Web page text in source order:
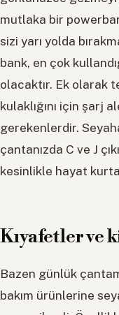
mutlaka bir
sizi yarı yolda
bank, en çok
olacaktır. Ek olarak
kulaklığını için şarj
gerekenlerdir.
çantanızda C ve J
kesinlikle hayat
Kıyafetler ve
Bazen günlük
bakım ürünlerine